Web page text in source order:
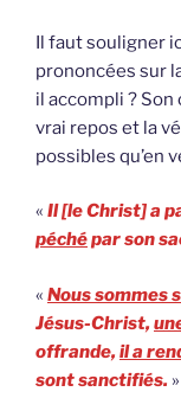
Il faut souligner
prononcées sur
il accompli ?
vrai repos et la
possibles qu’en
« Il [le Christ] a
péchépar son
« Nous sommes
Jésus-Christ,
offrande, il a
sont sanctifiés.